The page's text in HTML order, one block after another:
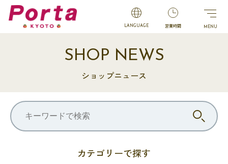
LANGUAGE 営業時間
SHOP NEWS
ショップニュース
カテゴリーで探す